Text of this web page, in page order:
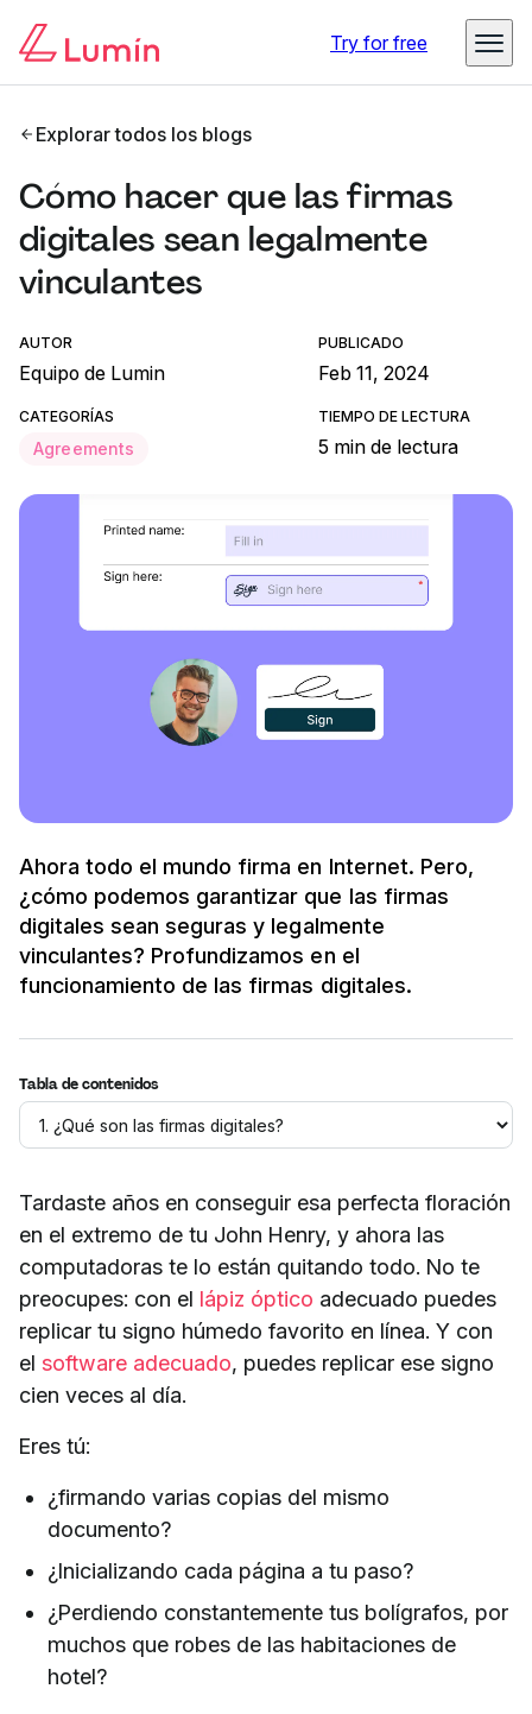
Try for free
Explorar todos los blogs
Cómo hacer que las firmas
digitales sean legalmente
vinculantes
AUTOR
Equipo de Lumin
PUBLICADO
Feb 11, 2024
CATEGORÍAS
Agreements
TIEMPO DE LECTURA
5 min de lectura
Ahora todo el mundo firma en Internet. Pero,
¿cómo podemos garantizar que las firmas
digitales sean seguras y legalmente
vinculantes? Profundizamos en el
funcionamiento de las firmas digitales.
Tabla de contenidos
Tardaste años en conseguir esa perfecta floración
en el extremo de tu John Henry, y ahora las
computadoras te lo están quitando todo. No te
preocupes: con el lápiz óptico adecuado puedes
replicar tu signo húmedo favorito en línea. Y con
el software adecuado, puedes replicar ese signo
cien veces al día.
Eres tú:
¿firmando varias copias del mismo
documento?
¿Inicializando cada página a tu paso?
¿Perdiendo constantemente tus bolígrafos, por
muchos que robes de las habitaciones de
hotel?